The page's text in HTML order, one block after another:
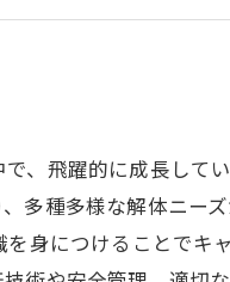
解体業界
、飛躍的に成長して
多種多様な解体ニー
身につけることでキ